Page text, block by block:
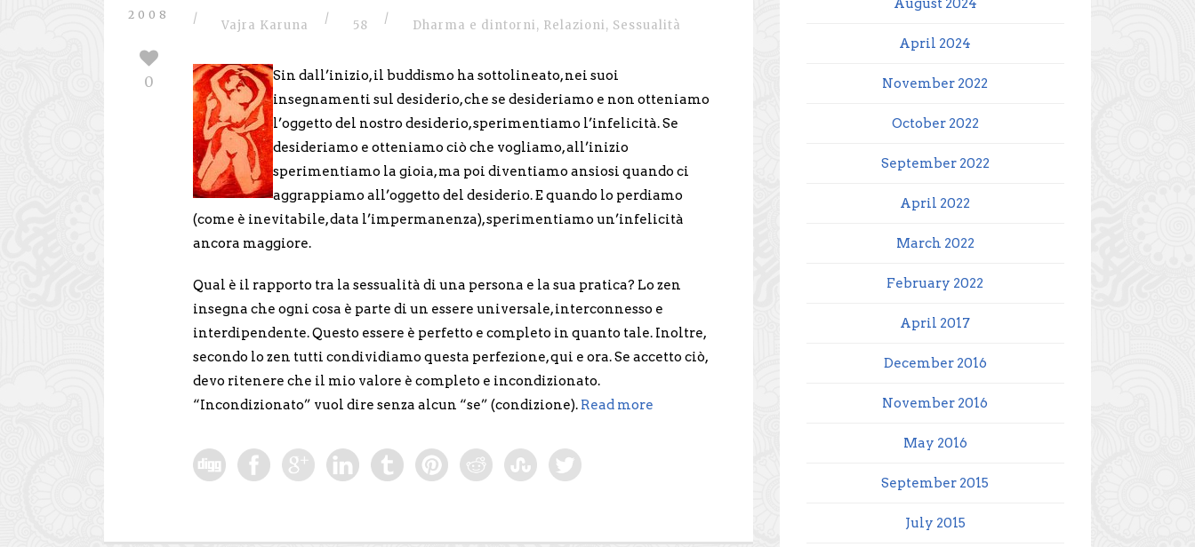
2008
0
/
Vajra Karuna / 58 / Dharma e dintorni, Relazioni, Sessualità
Sin dall’inizio, il buddismo ha sottolineato, nei suoi
insegnamenti sul desiderio, che se desideriamo e non otteniamo
l’oggetto del nostro desiderio, sperimentiamo l’infelicità. Se
desideriamo e otteniamo ciò che vogliamo, all’inizio
sperimentiamo la gioia, ma poi diventiamo ansiosi quando ci
aggrappiamo all’oggetto del desiderio. E quando lo perdiamo
(come è inevitabile, data l’impermanenza), sperimentiamo un’infelicità
ancora maggiore.
Qual è il rapporto tra la sessualità di una persona e la sua pratica? Lo zen
insegna che ogni cosa è parte di un essere universale, interconnesso e
interdipendente. Questo essere è perfetto e completo in quanto tale. Inoltre,
secondo lo zen tutti condividiamo questa perfezione, qui e ora. Se accetto ciò,
devo ritenere che il mio valore è completo e incondizionato.
“Incondizionato” vuol dire senza alcun “se” (condizione). Read more
August 2024
April 2024
November 2022
October 2022
September 2022
April 2022
March 2022
February 2022
April 2017
December 2016
November 2016
May 2016
September 2015
July 2015